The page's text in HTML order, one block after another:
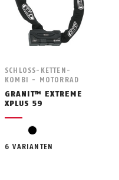
SCHLOSS-KETTEN-
KOMBI - MOTORRAD
GRANIT™ EXTREME
XPLUS 59
black
6 VARIANTEN